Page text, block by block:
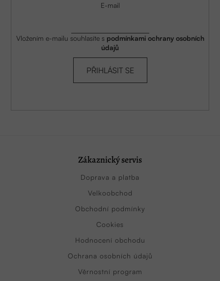
E-mail
Vložením e-mailu souhlasíte s podmínkami ochrany osobních
údajů
PŘIHLÁSIT SE
Zákaznický servis
Doprava a platba
Velkoobchod
Obchodní podmínky
Cookies
Hodnocení obchodu
Ochrana osobních údajů
Věrnostní program